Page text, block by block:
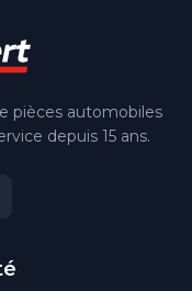
pièces automobiles
depuis 15 ans.